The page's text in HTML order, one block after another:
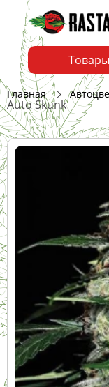
Товары
Главная
Auto Skunk